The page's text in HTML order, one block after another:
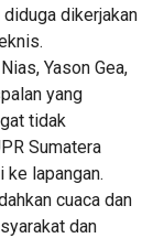
diduga dikerjakan
Yason Gea,
yang
tidak
Sumatera
lapangan.
cuaca dan
dan